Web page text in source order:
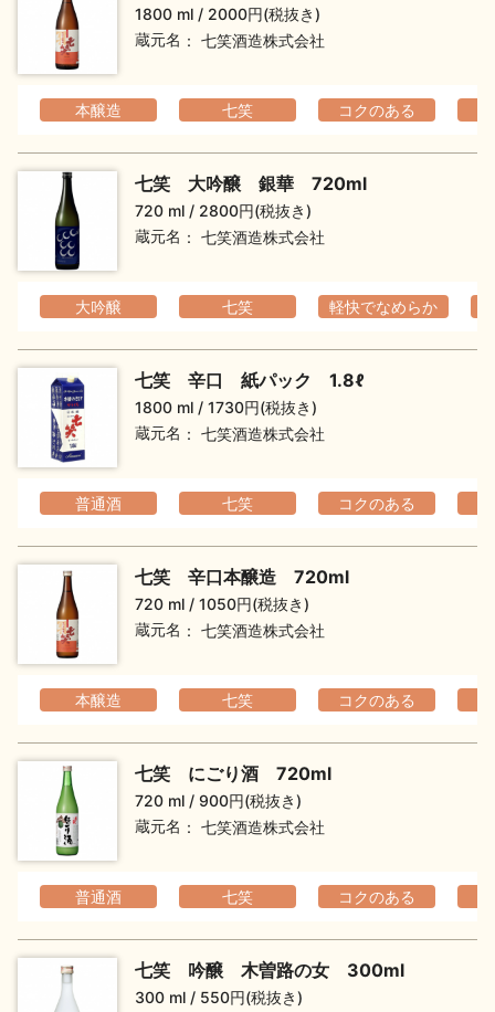
1800 ml
2000円(税抜き)
蔵元名
七笑酒造株式会社
本醸造 七笑 コクのある
七笑 大吟醸 銀華 720ml
720 ml
2800円(税抜き)
蔵元名
七笑酒造株式会社
大吟醸 七笑 軽快でなめらか
七笑 辛口 紙パック 1.8ℓ
1800 ml
1730円(税抜き)
蔵元名
七笑酒造株式会社
普通酒 七笑 コクのある
七笑 辛口本醸造 720ml
720 ml
1050円(税抜き)
蔵元名
七笑酒造株式会社
本醸造 七笑 コクのある
七笑 にごり酒 720ml
720 ml
900円(税抜き)
蔵元名
七笑酒造株式会社
普通酒 七笑 コクのある
七笑 吟醸 木曽路の女 300ml
300 ml
550円(税抜き)